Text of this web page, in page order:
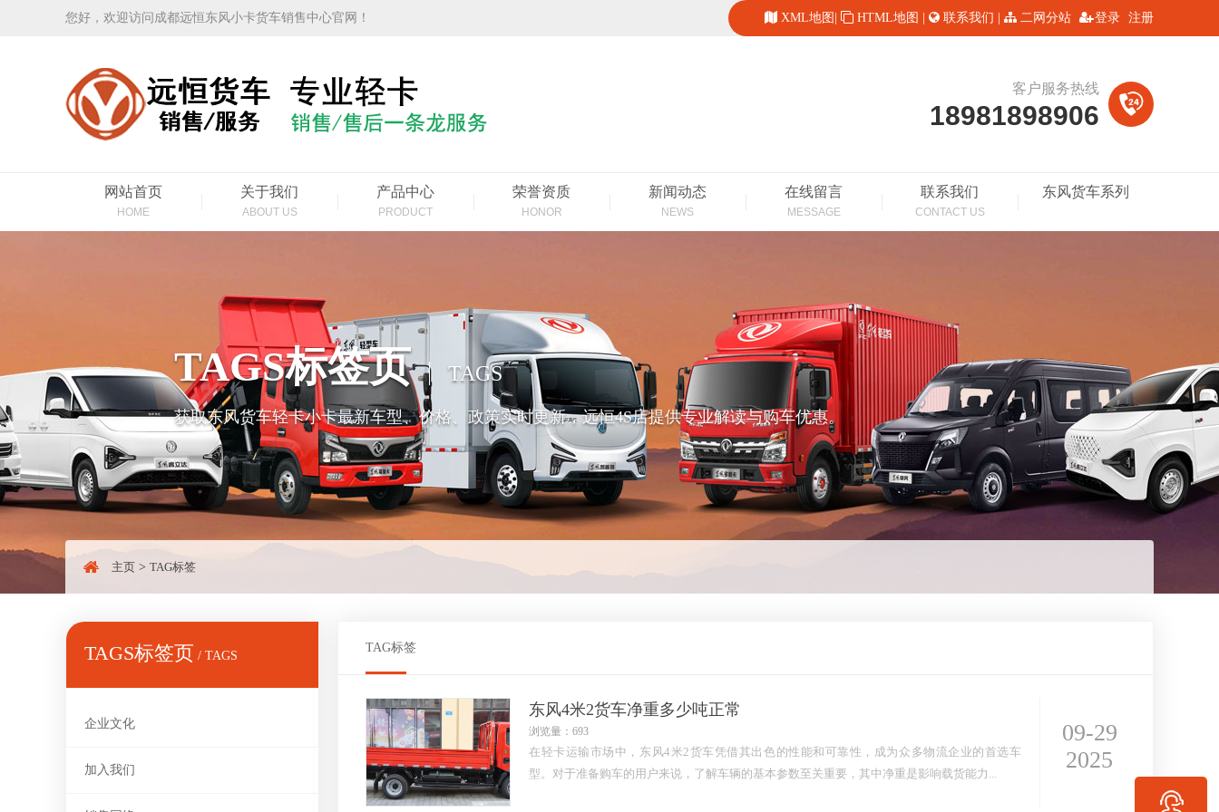
您好，欢迎访问成都远恒东风小卡货车销售中心官网！ XML地图 HTML地图 联系我们 二网分站 登录 注册
客户服务热线
18981898906
网站首页
HOME
关于我们
ABOUT US
产品中心
PRODUCT
荣誉资质
HONOR
新闻动态
NEWS
在线留言
MESSAGE
联系我们
CONTACT US
东风货车系列
TAGS标签页 TAGS
获取东风货车轻卡小卡最新车型、价格、政策实时更新，远恒4S店提供专业解读与购车优惠。
主页 > TAG标签
TAGS标签页 / TAGS
企业文化
加入我们
TAG标签
东风4米2货车净重多少吨正常
浏览量：693
在轻卡运输市场中，东风4米2货车凭借其出色的性能和可靠性，成为众多物流企业的首选车
型。对于准备购车的用户来说，了解车辆的基本参数至关重要，其中净重是影响载货能力...
09-29
2025